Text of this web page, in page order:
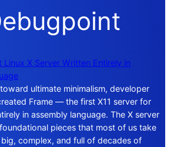
Linux X Server Written Entirely in
ultimate minimalism, developer
Frame — the first X11 server for
in assembly language. The X server
pieces that most of us take
big, complex, and full of decades of